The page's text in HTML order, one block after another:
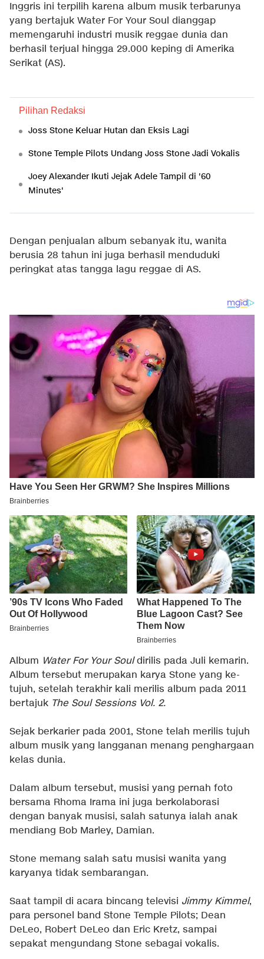
Inggris ini terpilih karena album musik terbarunya
yang bertajuk Water For Your Soul dianggap
memengaruhi industri musik reggae dunia dan
berhasil terjual hingga 29.000 keping di Amerika
Serikat (AS).
Pilihan Redaksi
Joss Stone Keluar Hutan dan Eksis Lagi
Stone Temple Pilots Undang Joss Stone Jadi Vokalis
Joey Alexander Ikuti Jejak Adele Tampil di '60
Minutes'
Dengan penjualan album sebanyak itu, wanita
berusia 28 tahun ini juga berhasil menduduki
peringkat atas tangga lagu reggae di AS.
Album Water For Your Souldirilis pada Juli kemarin.
Album tersebut merupakan karya Stone yang ke-
tujuh, setelah terakhir kali merilis album pada 2011
bertajuk The Soul Sessions Vol. 2.
Sejak berkarier pada 2001, Stone telah merilis tujuh
album musik yang langganan menang penghargaan
kelas dunia.
Dalam album tersebut, musisi yang pernah foto
bersama Rhoma Irama ini juga berkolaborasi
dengan banyak musisi, salah satunya ialah anak
mendiang Bob Marley, Damian.
Stone memang salah satu musisi wanita yang
karyanya tidak sembarangan.
Saat tampil di acara bincang televisi Jimmy Kimmel,
para personel band Stone Temple Pilots; Dean
DeLeo, Robert DeLeo dan Eric Kretz, sampai
sepakat mengundang Stone sebagai vokalis.